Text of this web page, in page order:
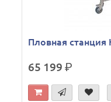
Пловная станция
65 199р.